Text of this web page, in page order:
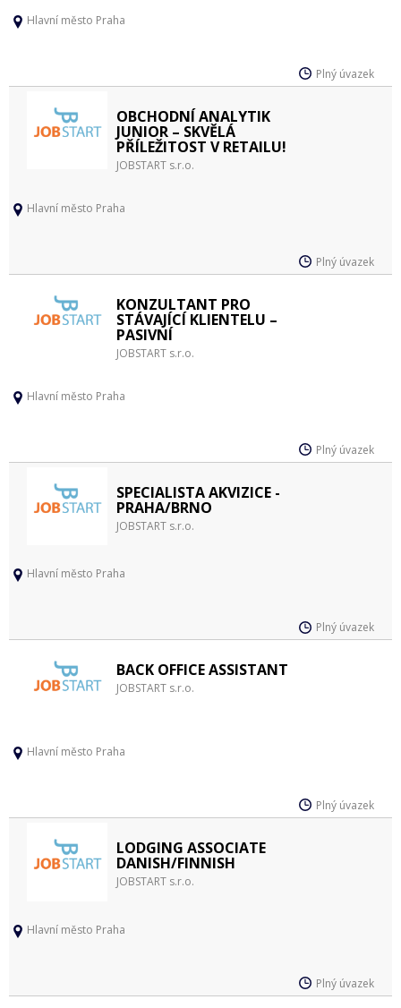
Hlavní město Praha
Plný úvazek
OBCHODNÍ ANALYTIK
JUNIOR – SKVĚLÁ
PŘÍLEŽITOST V RETAILU!
JOBSTART s.r.o.
Hlavní město Praha
Plný úvazek
KONZULTANT PRO
STÁVAJÍCÍ KLIENTELU –
PASIVNÍ
JOBSTART s.r.o.
Hlavní město Praha
Plný úvazek
SPECIALISTA AKVIZICE -
PRAHA/BRNO
JOBSTART s.r.o.
Hlavní město Praha
Plný úvazek
BACK OFFICE ASSISTANT
JOBSTART s.r.o.
Hlavní město Praha
Plný úvazek
LODGING ASSOCIATE
DANISH/FINNISH
JOBSTART s.r.o.
Hlavní město Praha
Plný úvazek